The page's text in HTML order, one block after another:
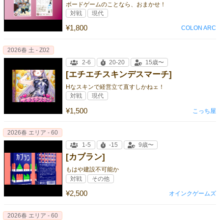
ボードゲームのことなら、おまかせ！
¥1,800
対戦 現代
COLON ARC
[エチエチスキンデスマーチ]
Hなスキンで経営立て直すしかねェ！
¥1,500
2026春 土 - Z02
2-6
20-20 15歳〜
対戦 現代
こっち屋
[カブラン]
もはや建設不可能か
¥2,500
2026春 エリア - 60
1-5
-15 9歳〜
対戦 その他
オインクゲームズ
2026春 エリア - 60